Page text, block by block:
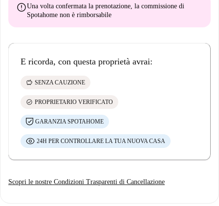
errorUna volta confermata la prenotazione, la commissione di
Spotahome non è rimborsabile
E ricorda, con questa proprietà avrai:
savings SENZA CAUZIONE
check_circle PROPRIETARIO VERIFICATO
GARANZIA SPOTAHOME
24H PER CONTROLLARE LA TUA NUOVA CASA
Scopri le nostre Condizioni Trasparenti di Cancellazione